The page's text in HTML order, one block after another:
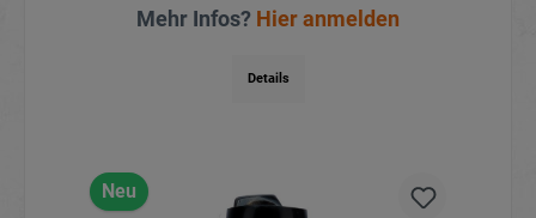
Mehr Infos? Hier anmelden
Details
Neu